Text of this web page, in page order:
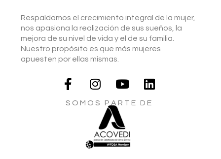
Respaldamos el crecimiento integral de la mujer,
nos apasiona la realización de sus sueños, la
mejora de su nivel de vida y el de su familia.
Nuestro propósito es que más mujeres
apuesten por ellas mismas.
S O M O S P A R T E D E